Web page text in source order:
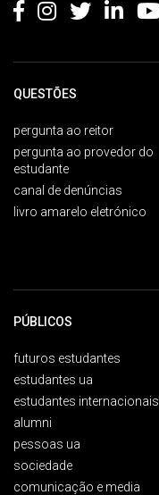
QUESTÕES
pergunta ao reitor
pergunta ao provedor do
estudante
canal de denúncias
livro amarelo eletrónico
PÚBLICOS
futuros estudantes
estudantes ua
estudantes internacionais
alumni
pessoas ua
sociedade
comunicação e media